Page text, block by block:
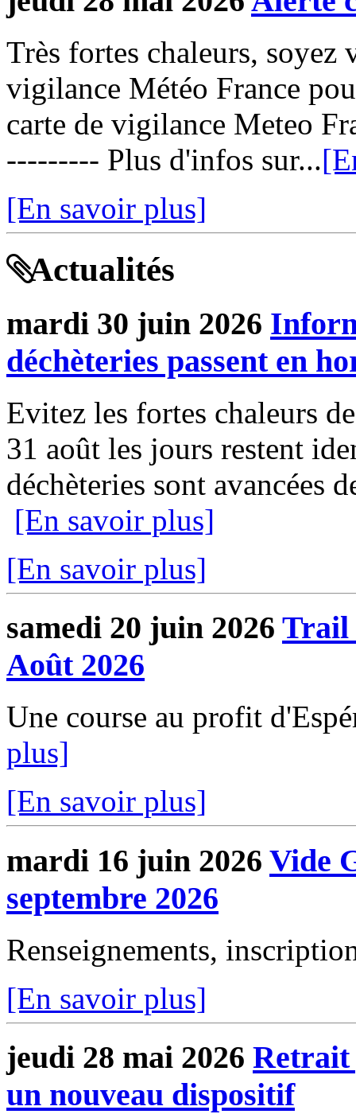
Très fortes chaleurs,
vigilance Météo France
carte de vigilance Meteo
--------- Plus d'infos sur...
[En savoir plus]
Actualités
mardi 30 juin 2026
déchèteries passent en
Evitez les fortes chaleurs
31 août les jours restent
déchèteries sont avancées
[En savoir plus]
[En savoir plus]
samedi 20 juin 2026 Trail
Août 2026
Une course au profit
plus]
[En savoir plus]
mardi 16 juin 2026 Vide
septembre 2026
Renseignements,
[En savoir plus]
jeudi 28 mai 2026 Retrait
un nouveau dispositif